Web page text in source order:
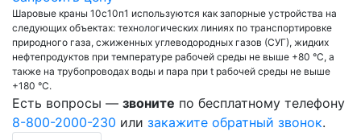
Шаровые краны 10с10п1 используются как запорные устройства на
следующих объектах: технологических линиях по транспортировке
природного газа, сжиженных углеводородных газов (СУГ), жидких
нефтепродуктов при температуре рабочей среды не выше +80 °С, а
также на трубопроводах воды и пара при t рабочей среды не выше
+180 °С.
Есть вопросы — звоните по бесплатному телефону
8-800-2000-230 или закажите обратный звонок.